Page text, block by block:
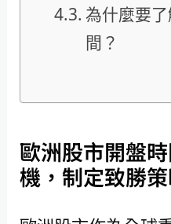
為什麼要
間？
歐洲股市開盤
機，制定致勝